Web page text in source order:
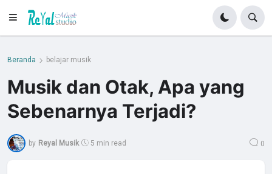
Beranda belajar musik
Musik dan Otak, Apa yang
Sebenarnya Terjadi?
by Reyal Musik 5 min read 0